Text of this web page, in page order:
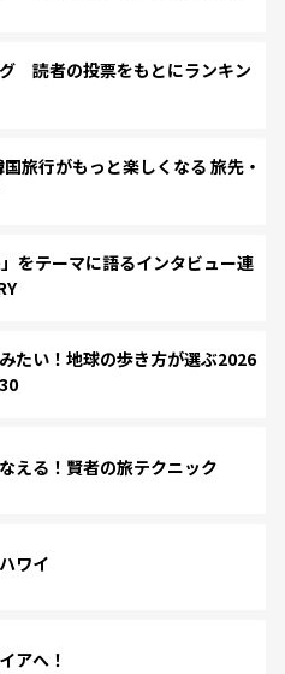
読者の投票をもとにランキン
旅行がもっと楽しくなる 旅先・
をテーマに語るインタビュー連
たい！地球の歩き方が選ぶ2026
える！賢者の旅テクニック
ワイ
アへ！